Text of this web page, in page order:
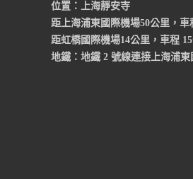
位置：上海靜安寺
距上海浦東國際機場50公里，車
距虹橋國際機場14公里，車程
地鐵：地鐵 2 號線連接上海浦